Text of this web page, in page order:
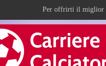
Per offrirti il miglior